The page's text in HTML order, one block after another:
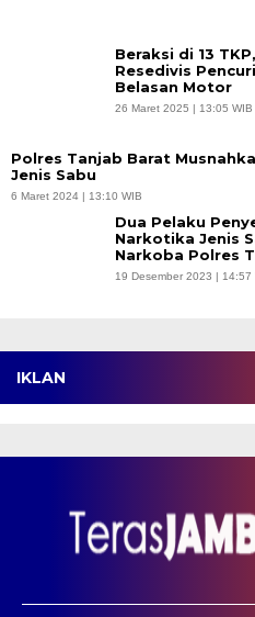
Beraksi di 13
Resedivis
Belasan Motor
26 Maret 2025 | 13:05 WIB
Polres Tanjab Barat
Jenis Sabu
6 Maret 2024 | 13:10 WIB
Dua Pelaku
Narkotika Jenis
Narkoba Polres
19 Desember 2023 | 14:57
IKLAN